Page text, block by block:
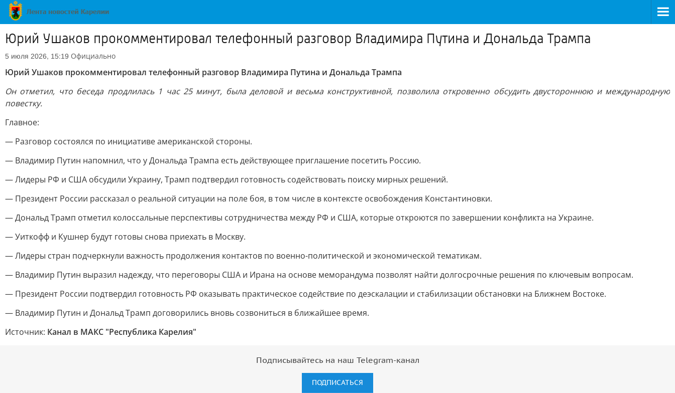
Юрий Ушаков прокомментировал телефонный разговор Владимира Путина и Дональда Трампа
5 июля 2026, 15:19 Официально
Юрий Ушаков прокомментировал телефонный разговор Владимира Путина и Дональда Трампа
Он отметил, что беседа продлилась 1 час 25 минут, была деловой и весьма конструктивной, позволила откровенно обсудить двустороннюю и международную
повестку.
Главное:
— Разговор состоялся по инициативе американской стороны.
— Владимир Путин напомнил, что у Дональда Трампа есть действующее приглашение посетить Россию.
— Лидеры РФ и США обсудили Украину, Трамп подтвердил готовность содействовать поиску мирных решений.
— Президент России рассказал о реальной ситуации на поле боя, в том числе в контексте освобождения Константиновки.
— Дональд Трамп отметил колоссальные перспективы сотрудничества между РФ и США, которые откроются по завершении конфликта на Украине.
— Уиткофф и Кушнер будут готовы снова приехать в Москву.
— Лидеры стран подчеркнули важность продолжения контактов по военно-политической и экономической тематикам.
— Владимир Путин выразил надежду, что переговоры США и Ирана на основе меморандума позволят найти долгосрочные решения по ключевым вопросам.
— Президент России подтвердил готовность РФ оказывать практическое содействие по деэскалации и стабилизации обстановки на Ближнем Востоке.
— Владимир Путин и Дональд Трамп договорились вновь созвониться в ближайшее время.
Источник: Канал в МАКС "Республика Карелия"
Подписывайтесь на наш Telegram-канал
ПОДПИСАТЬСЯ